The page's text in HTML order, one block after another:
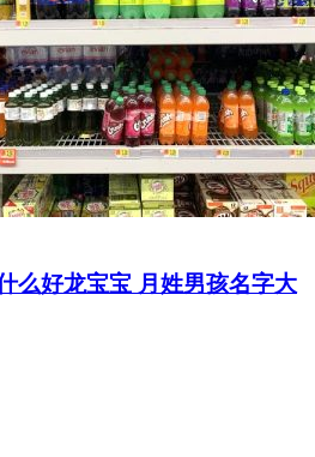
么好龙宝宝 月姓男孩名字大